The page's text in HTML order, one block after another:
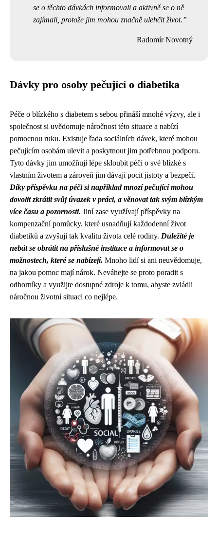
se o těchto dávkách informovali a aktivně se o ně
zajímali, protože jim mohou značně ulehčit život.
Radomír Novotný
Dávky pro osoby pečující o diabetika
Péče o blízkého s diabetem s sebou přináší mnohé výzvy, ale i
společnost si uvědomuje náročnost této situace a nabízí
pomocnou ruku. Existuje řada sociálních dávek, které mohou
pečujícím osobám ulevit a poskytnout jim potřebnou podporu.
Tyto dávky jim umožňují lépe skloubit péči o své blízké s
vlastním životem a zároveň jim dávají pocit jistoty a bezpečí.
Díky příspěvku na péči si například mnozí pečující mohou
dovolit zkrátit svůj úvazek v práci, a věnovat tak svým blízkým
více času a pozornosti. Jiní zase využívají příspěvky na
kompenzační pomůcky, které usnadňují každodenní život
diabetiků a zvyšují tak kvalitu života celé rodiny. Důležité je
nebát se obrátit na příslušné instituce a informovat se o
možnostech, které se nabízejí. Mnoho lidí si ani neuvědomuje,
na jakou pomoc mají nárok. Neváhejte se proto poradit s
odborníky a využijte dostupné zdroje k tomu, abyste zvládli
náročnou životní situaci co nejlépe.